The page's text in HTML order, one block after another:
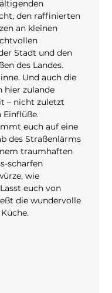
den raffinierten
an kleinen
Stadt und den
des Landes.
Und auch die
hier zulande
– nicht zuletzt
Einflüße.
euch auf eine
des Straßenlärms
traumhaften
scharfen
wie
euch von
die wundervolle